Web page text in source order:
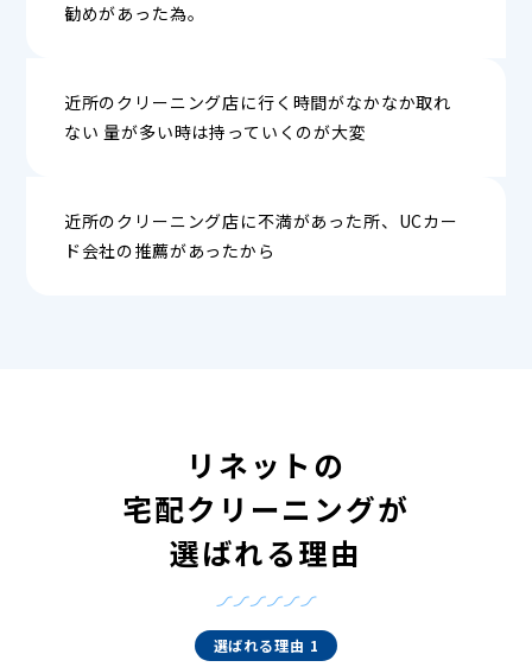
勧めがあった為。
近所のクリーニング店に行く時間がなかなか取れ
ない 量が多い時は持っていくのが大変
近所のクリーニング店に不満があった所、UCカー
ド会社の推薦があったから
リネットの
宅配クリーニングが
選ばれる理由
選ばれる理由 1